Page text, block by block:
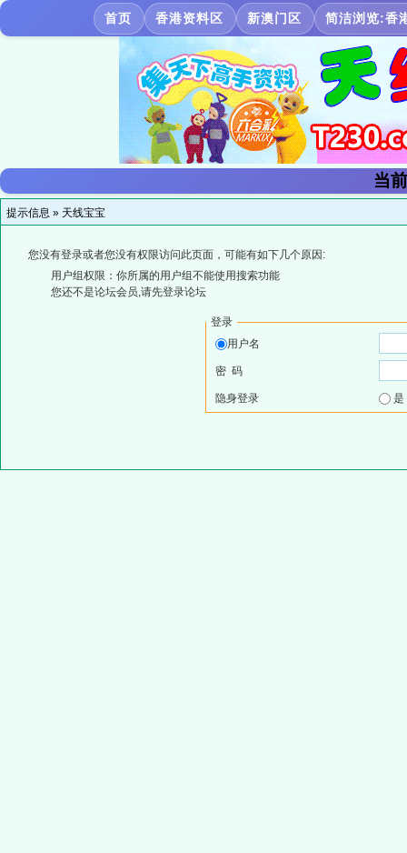
首页 香港资料区 新澳门区 简洁浏览:香
当
提示信息 » 天线宝宝
您没有登录或者您没有权限访问此页面，可能有如下几个原因:
用户组权限：你所属的用户组不能使用搜索功能
您还不是论坛会员,请先登录论坛
登录
用户名
密 码
隐身登录